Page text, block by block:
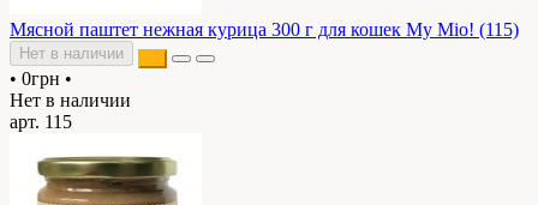
Мясной паштет нежная курица 300 г для кошек My Mio! (115)
Нет в наличии
• 0грн •
Нет в наличии
арт. 115